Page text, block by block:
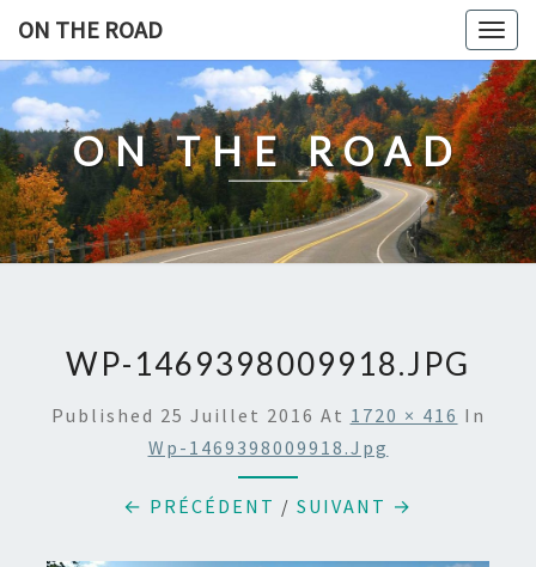
content
ON THE ROAD
ON THE ROAD
WP-1469398009918.JPG
Published 25 Juillet 2016 At 1720 × 416 In
Wp-1469398009918.jpg
← PRÉCÉDENT / SUIVANT →